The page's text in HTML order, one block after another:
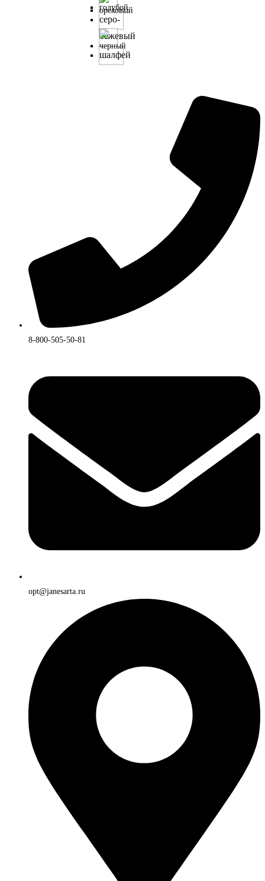
вариаций.
можно
выбрать
серо-
бежевый
шалфей
8-800-505-50-81
opt@janesarta.ru